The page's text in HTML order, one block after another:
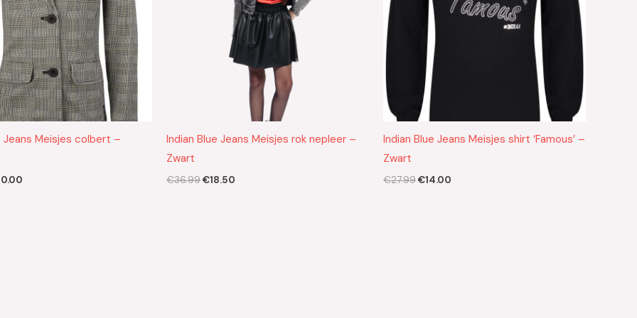
Jeans Meisjes colbert –
Indian Blue Jeans Meisjes rok nepleer –
Zwart
€36.99€18.50
Indian Blue Jeans Meisjes shirt ‘Famous’ –
Zwart
€27.99€14.00